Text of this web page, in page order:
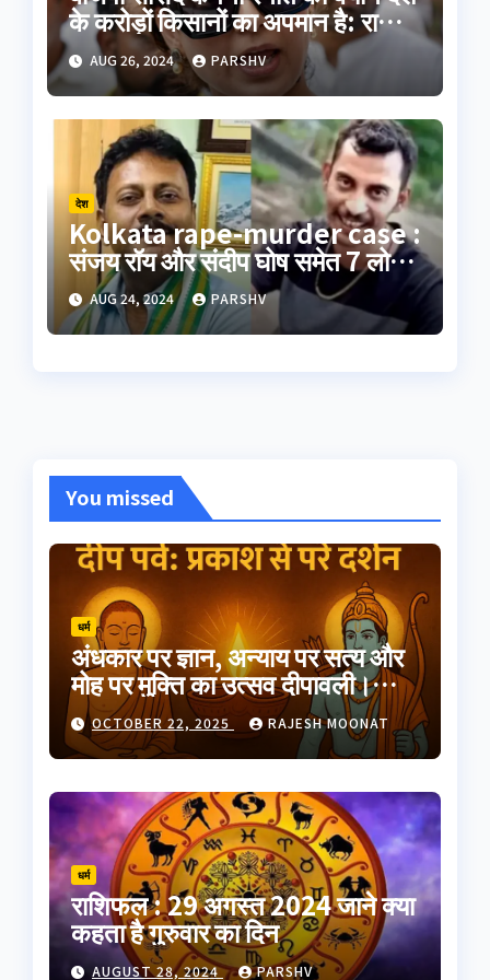
के करोड़ों किसानों का अपमान है: राकेश
टिकैत
AUG 26, 2024 PARSHV
देश
Kolkata rape-murder case :
संजय रॉय और संदीप घोष समेत 7 लोगों
का पॉलीग्राफ टेस्ट जारी
AUG 24, 2024 PARSHV
You missed
धर्म
अंधकार पर ज्ञान, अन्याय पर सत्य और
मोह पर मुक्ति का उत्सव दीपावली।
भारतीय परंपरा का यह त्योहार
आत्मप्रकाश का प्रतीक है
OCTOBER 22, 2025 RAJESH MOONAT
धर्म
राशिफल : 29 अगस्त 2024 जाने क्या
कहता है गुरुवार का दिन
AUGUST 28, 2024 PARSHV